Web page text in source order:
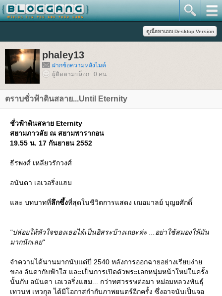
phaley13
ฝากข้อความหลังไมค์
ผู้ติดตามบล็อก : 0 คน
ตราบชั่วฟ้าดินสลาย...Until Eternity
ชั่วฟ้าดินสลาย Eternity
สยามภาวลัย ณ สยามพารากอน
19.55 น. 17 กันยายน 2552
ธีรพงศ์ เหลียวรักวงศ์
อนันดา เอเวอริ่งแฮม
ละ บทบาทที่ลึกซึ้งที่สุดในชีวิตการแสดง เฌอมาลย์ บุญยศักดิ์
"ปล่อยให้หัวใจของเธอได้เป็นอิสระบ้างเถอะค่ะ ...อย่าใช้สมองให้มัน
มากนักเลย"
จำความได้นานมากนับแต่ปี 2540 หลังการออกฉายอย่างเรียบง่า
ของ อันดากับฟ้าใส และเป็นการเปิดตัวพระเอกหนุ่มหน้าใหม่ในครั้ง
นั้นกับ อนันดา เอเวอริ่งแฮม... กว่าทศวรรษต่อมา หม่อมหลวงพันธุ์
เทวนพ เทวกุล ได้มีโอกาสกำกับภาพยนตร์อีกครั้ง ซึ่งอาจนับเป็นจอ